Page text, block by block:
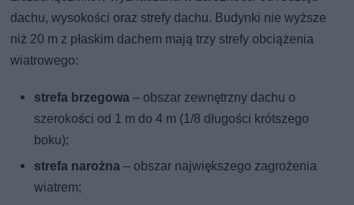
dachu, wysokości oraz strefy dachu. Budynki nie wyższe
niż 20 m z płaskim dachem mają trzy strefy obciążenia
wiatrowego:
strefa brzegowa – obszar zewnętrzny dachu o
szerokości od 1 m do 4 m (1/8 długości krótszego
boku);
strefa narożna– obszar największego zagrożenia
wiatrem;